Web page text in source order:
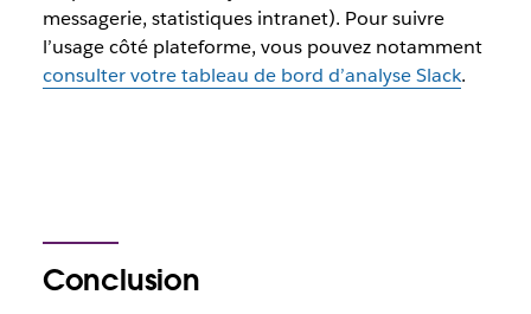
messagerie, statistiques intranet). Pour suivre
l’usage côté plateforme, vous pouvez notamment
consulter votre tableau de bord d’analyse Slack.
Conclusion